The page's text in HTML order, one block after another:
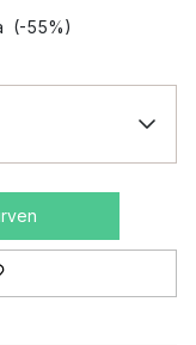
(-55%)